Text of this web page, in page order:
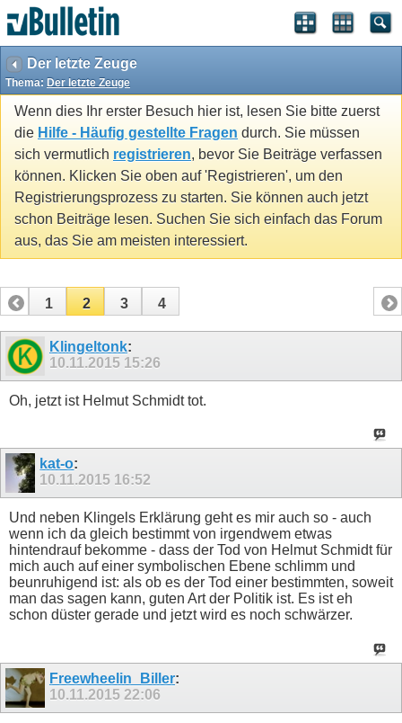
Der letzte Zeuge
Thema: Der letzte Zeuge
Wenn dies Ihr erster Besuch hier ist, lesen Sie bitte zuerst
die Hilfe - Häufig gestellte Fragen durch. Sie müssen
sich vermutlich registrieren, bevor Sie Beiträge verfassen
können. Klicken Sie oben auf 'Registrieren', um den
Registrierungsprozess zu starten. Sie können auch jetzt
schon Beiträge lesen. Suchen Sie sich einfach das Forum
aus, das Sie am meisten interessiert.
1 2 3 4
Klingeltonk:
10.11.2015 15:26
Oh, jetzt ist Helmut Schmidt tot.
kat-o:
10.11.2015 16:52
Und neben Klingels Erklärung geht es mir auch so - auch
wenn ich da gleich bestimmt von irgendwem etwas
hintendrauf bekomme - dass der Tod von Helmut Schmidt für
mich auch auf einer symbolischen Ebene schlimm und
beunruhigend ist: als ob es der Tod einer bestimmten, soweit
man das sagen kann, guten Art der Politik ist. Es ist eh
schon düster gerade und jetzt wird es noch schwärzer.
Freewheelin_Biller:
10.11.2015 22:06